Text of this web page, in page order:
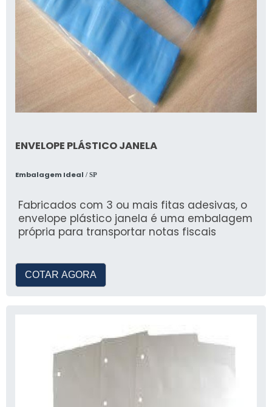
ENVELOPE PLÁSTICO JANELA
Embalagem Ideal / SP
Fabricados com 3 ou mais fitas adesivas, o
envelope plástico janela é uma embalagem
própria para transportar notas fiscais
COTAR AGORA